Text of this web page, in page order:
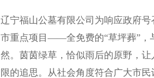
辽宁福山公墓有限公司为响应政府
市重点项目——全免费的“草坪葬”，
然。茵茵绿草，恰似雨后的原野，
限的追思。从社会角度符合广大市